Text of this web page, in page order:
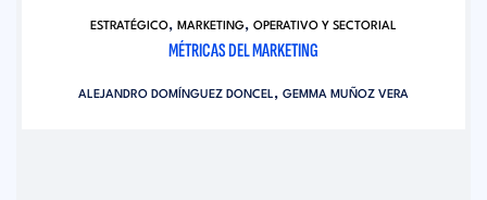
ESTRATÉGICO, MARKETING, OPERATIVO Y SECTORIAL
MÉTRICAS DEL MARKETING
ALEJANDRO DOMÍNGUEZ DONCEL, GEMMA MUÑOZ VERA